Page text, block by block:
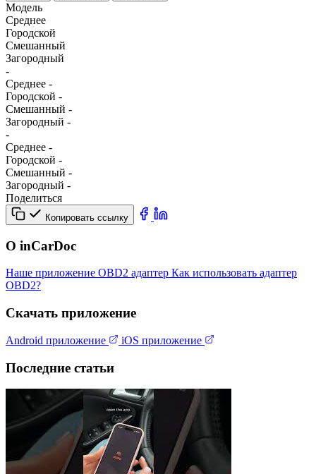
Модель
Среднее
Городской
Смешанный
Загородный
-
Среднее -
Городской -
Смешанный -
Загородный -
-
Среднее -
Городской -
Смешанный -
Загородный -
Поделиться
Копировать ссылку
О inCarDoc
Наше приложение OBD2 адаптер Как использовать адаптер
OBD2?
Скачать приложение
Android приложение iOS приложение
Последние статьи